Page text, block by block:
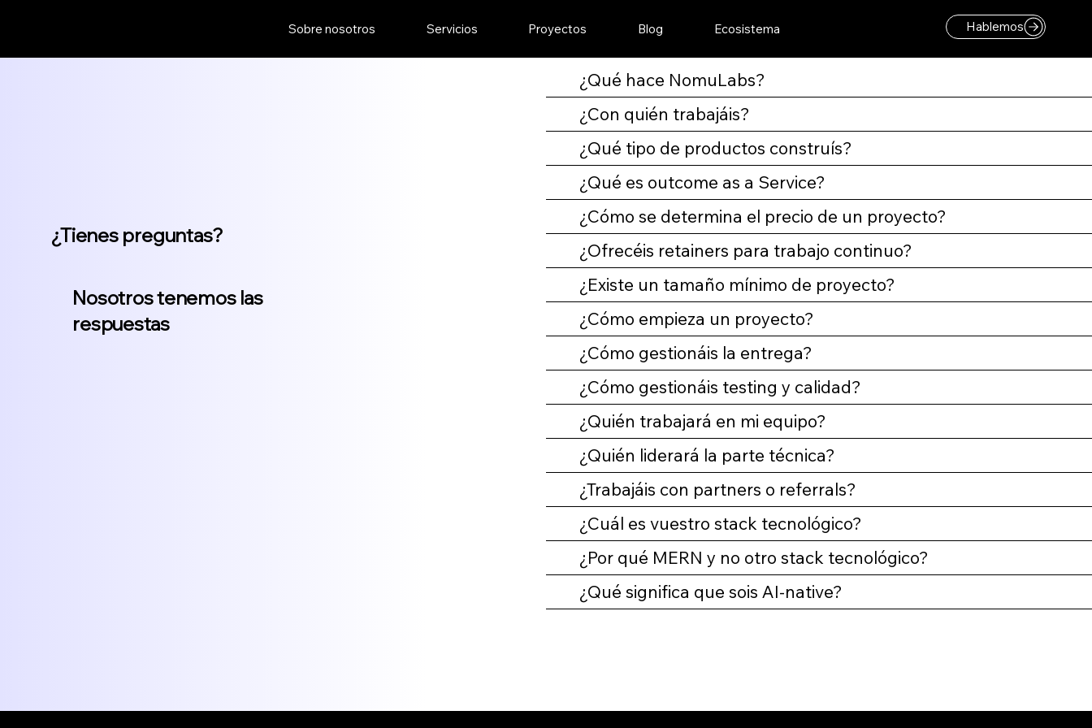
Sobre nosotros Servicios Proyectos Blog Ecosistema Hablemos
¿Tienes preguntas?
Nosotros tenemos las
respuestas
¿Qué hace NomuLabs?
¿Con quién trabajáis?
¿Qué tipo de productos construís?
¿Qué es outcome as a Service?
¿Cómo se determina el precio de un proyecto?
¿Ofrecéis retainers para trabajo continuo?
¿Existe un tamaño mínimo de proyecto?
¿Cómo empieza un proyecto?
¿Cómo gestionáis la entrega?
¿Cómo gestionáis testing y calidad?
¿Quién trabajará en mi equipo?
¿Quién liderará la parte técnica?
¿Trabajáis con partners o referrals?
¿Cuál es vuestro stack tecnológico?
¿Por qué MERN y no otro stack tecnológico?
¿Qué significa que sois AI-native?